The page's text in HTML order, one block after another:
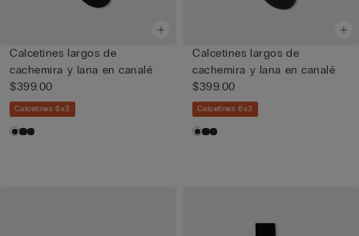
Calcetines largos de
cachemira y lana en canalé
$399.00
Calcetines 6x3
Calcetines largos de
cachemira y lana en canalé
$399.00
Calcetines 6x3